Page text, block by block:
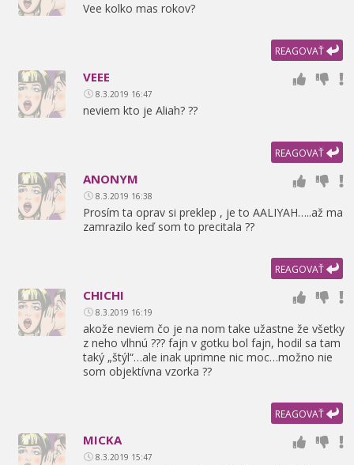
Vee kolko mas rokov?
REAGOVAŤ
VEEE
8.3.2019 16:47
neviem kto je Aliah? ??
REAGOVAŤ
ANONYM
8.3.2019 16:38
Prosím ta oprav si preklep , je to AALIYAH…..až ma
zamrazilo keď som to precitala ??
REAGOVAŤ
CHICHI
8.3.2019 16:19
akože neviem čo je na nom take užastne že všetky
z neho vlhnú ??? fajn v gotku bol fajn, hodil sa tam
taký „štýl“…ale inak uprimne nic moc…možno nie
som objektívna vzorka ??
REAGOVAŤ
MICKA
8.3.2019 15:47